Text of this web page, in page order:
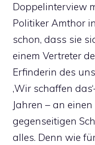
Doppelinterview
Politiker Amthor
schon, dass sie
einem Vertreter
Erfinderin des
‚Wir schaffen
Jahren – an
gegenseitigen
alles. Denn wie